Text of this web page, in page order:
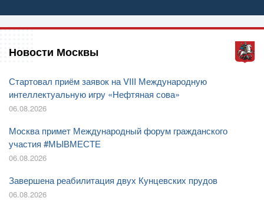
Новости Москвы
Стартовал приём заявок на VIII Международную
интеллектуальную игру «Нефтяная сова»
06.08.2026
Москва примет Международный форум гражданского
участия #МЫВМЕСТЕ
06.08.2026
Завершена реабилитация двух Кунцевских прудов
06.08.2026